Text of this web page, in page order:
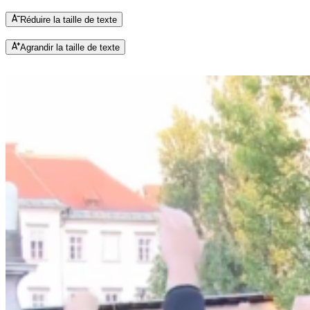
Réduire la taille de texte
Agrandir la taille de texte